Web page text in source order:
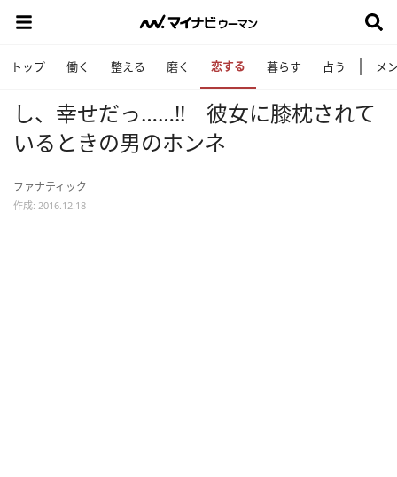
トップ 働く 整える 磨く 恋する 暮らす 占う メ
し、幸せだっ……!! 彼女に膝枕されて
いるときの男のホンネ
ファナティック
作成: 2016.12.18